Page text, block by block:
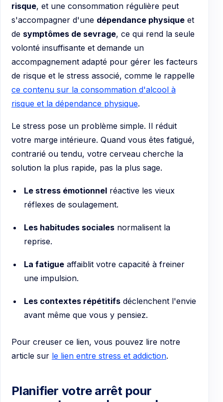
risque, et une consommation régulière peut
s'accompagner d'une dépendance physique et
de symptômes de sevrage, ce qui rend la seule
volonté insuffisante et demande un
accompagnement adapté pour gérer les facteurs
de risque et le stress associé, comme le rappelle
ce contenu sur la consommation d'alcool à
risque et la dépendance physique.
Le stress pose un problème simple. Il réduit
votre marge intérieure. Quand vous êtes fatigué,
contrarié ou tendu, votre cerveau cherche la
solution la plus rapide, pas la plus sage.
Le stress émotionnelréactive les vieux
réflexes de soulagement.
Les habitudes socialesnormalisent la
reprise.
La fatigueaffaiblit votre capacité à freiner
une impulsion.
Les contextes répétitifsdéclenchent l'envie
avant même que vous y pensiez.
Pour creuser ce lien, vous pouvez lire notre
article sur le lien entre stress et addiction.
Planifier votre arrêt pour